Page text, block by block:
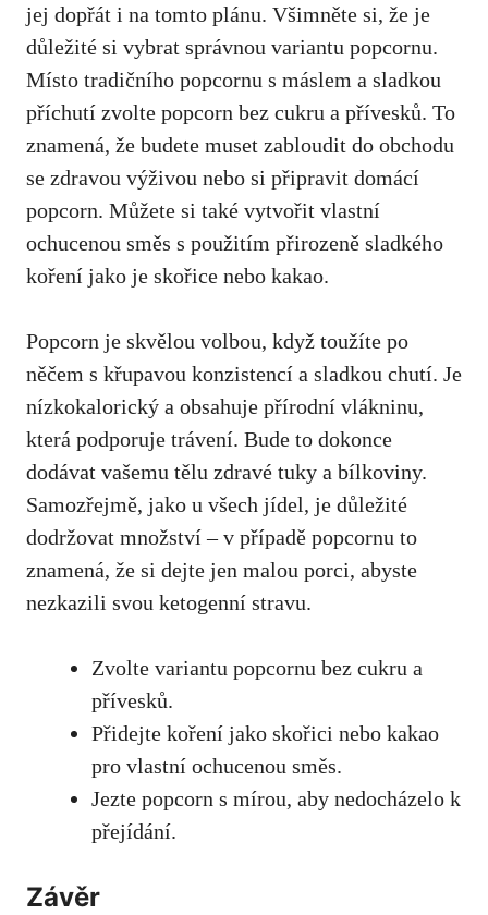
jej dopřát i ‌na tomto plánu. Všimněte si, že je
důležité si vybrat správnou variantu popcornu.
Místo tradičního popcornu s máslem a sladkou
příchutí zvolte popcorn bez cukru a přívesků. To
znamená, že budete muset zabloudit do obchodu​
se zdravou výživou nebo ‍si připravit domácí
popcorn. Můžete si také vytvořit vlastní
ochucenou směs s použitím přirozeně sladkého
koření jako je skořice nebo kakao.
Popcorn je ‌skvělou volbou, když toužíte po
něčem s křupavou konzistencí ⁤a sladkou ‍chutí. Je
nízkokalorický a obsahuje ‌přírodní vlákninu,
která podporuje trávení. Bude to dokonce
dodávat vašemu tělu zdravé tuky a bílkoviny.⁢
Samozřejmě, jako u všech jídel, je důležité
dodržovat množství – v případě popcornu to
⁣znamená, že si dejte jen malou porci, abyste
nezkazili svou ketogenní stravu.
Zvolte variantu popcornu ‍bez cukru‍ a
přívesků.
Přidejte koření⁣ jako skořici nebo ⁤kakao
pro vlastní ‌ochucenou směs.
Jezte popcorn s mírou, aby⁢ nedocházelo k
přejídání.
Závěr